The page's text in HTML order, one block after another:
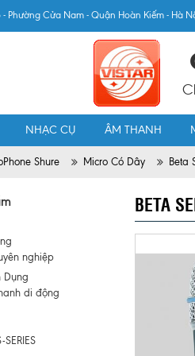
Phường Cửa Nam - Quận Hoàn Kiếm - Hà
NHẠC CỤ ÂM THANH
Shure Micro Có Dây Beta
nghiệp
Dụng
di động
BETA